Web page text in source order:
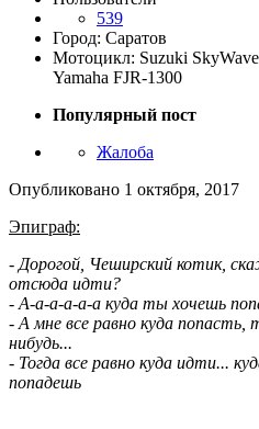
539
Город: Саратов
Мотоцикл: Suzuki
Yamaha FJR-1300
Популярный пост
Жалоба
Опубликовано 1 октября, 2017
Эпиграф:
- Дорогой, Чеширский котик,
отсюда идти?
- А-а-а-а-а-а куда ты хочешь
- А мне все равно куда попасть,
нибудь...
- Тогда все равно куда идти...
попадешь